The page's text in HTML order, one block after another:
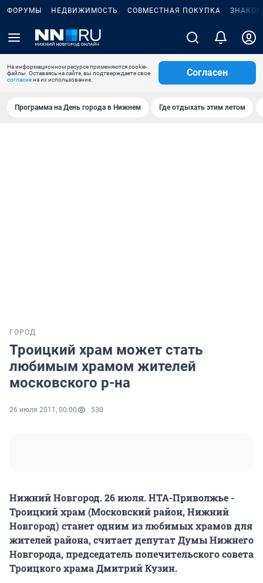
ФОРУМЫ НЕДВИЖИМОСТЬ СОВМЕСТНАЯ ПОКУПКА
На информационном ресурсе применяются cookie-
файлы. Оставаясь на сайте, вы подтверждаете свое
согласиена их использование.
Согласен
Программа на День города в Нижнем Где отдыхать этим летом
ГОРОД
Троицкий храм может стать
любимым храмом жителей
московского р-на
26 июля 2011, 00:00 530
Нижний Новгород. 26 июля. НТА-Приволжье -
Троицкий храм (Московский район, Нижний
Новгород) станет одним из любимых храмов для
жителей района, считает депутат Думы Нижнего
Новгорода, председатель попечительского совета
Троицкого храма Дмитрий Кузин.